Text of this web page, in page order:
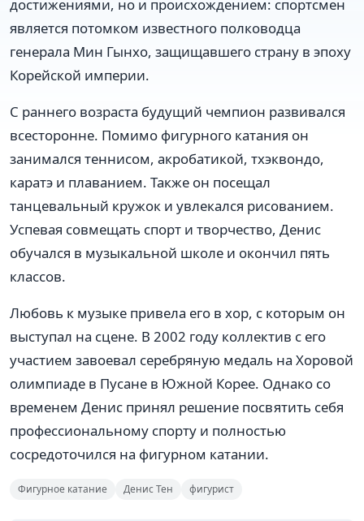
достижениями, но и происхождением: спортсмен
является потомком известного полководца
генерала Мин Гынхо, защищавшего страну в эпоху
Корейской империи.
С раннего возраста будущий чемпион развивался
всесторонне. Помимо фигурного катания он
занимался теннисом, акробатикой, тхэквондо,
каратэ и плаванием. Также он посещал
танцевальный кружок и увлекался рисованием.
Успевая совмещать спорт и творчество, Денис
обучался в музыкальной школе и окончил пять
классов.
Любовь к музыке привела его в хор, с которым он
выступал на сцене. В 2002 году коллектив с его
участием завоевал серебряную медаль на Хоровой
олимпиаде в Пусане в Южной Корее. Однако со
временем Денис принял решение посвятить себя
профессиональному спорту и полностью
сосредоточился на фигурном катании.
Фигурное катание Денис Тен фигурист